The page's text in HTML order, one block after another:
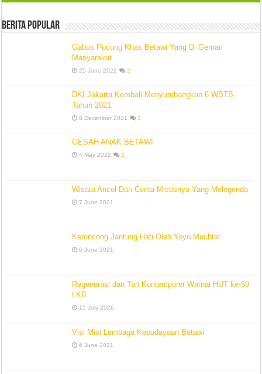
Berita Popular
Gabus Pucung Khas Betawi Yang Di Gemari
Masyarakat
25 June 2021 2
DKI Jakarta Kembali Menyumbangkan 6 WBTB
Tahun 2021
8 December 2021 1
GESAH ANAK BETAWI
4 May 2022 1
Wisata Ancol Dan Cerita Mistisnya Yang Melegenda
7 June 2021
Keroncong Jantung Hati Oleh Yoyo Muchtar
6 June 2021
Regenerasi dan Tari Kontemporer Warnai HUT ke-50
LKB
15 July 2026
Visi Misi Lembaga Kebudayaan Betawi
6 June 2021